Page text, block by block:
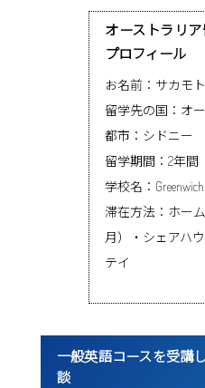
オーストラリ
プロフィール
お名前：サカモ
留学先の国：オ
都市：シドニー
留学期間：2年間
学校名：Greenwich
滞在方法：ホー
月）・シェアハ
テイ
一般英語コースを受講
談